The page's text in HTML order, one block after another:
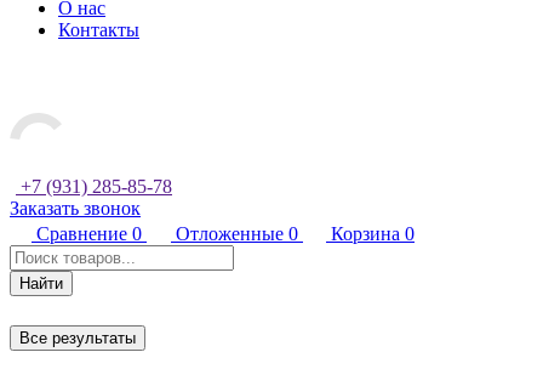
О нас
Контакты
+7 (931) 285-85-78
Заказать звонок
Сравнение 0 Отложенные 0 Корзина 0
Найти
Все результаты